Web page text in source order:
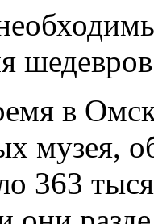
в
музея,
363